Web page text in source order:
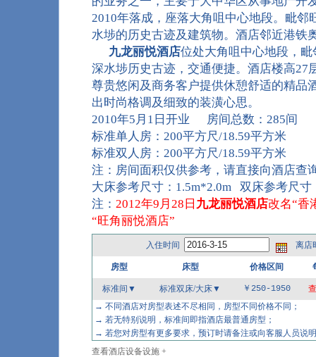
2010年落成，座落大角咀中心地段。毗邻
水埗的历史古迹及建筑物。酒店邻近港铁
九龙丽悦酒店位处大角咀中心地段，
深水埗历史古迹，交通便捷。酒店楼高27
尊贵悠闲及商务客户提供休憩舒适的精品
出时尚格调及细致的装潢心思。
2010年5月1日开业 房间总数：285间
标准单人房：200平方尺/18.59平方米
标准双人房：200平方尺/18.59平方米
注：房间面积仅供参考，请直接向酒店查
大床参考尺寸：1.5m*2.0m 双床参考尺寸
注： 2012年9月28日 九龙丽悦酒店改名“香
“旺角丽悦酒店”
入住时间 离店
房型 床型 价格区间
标准间▼ 标准双床/大床▼ ￥250-1950
→ 不同酒店对房型表述不尽相同，房型不同价格不同；
→ 若无特别说明，标准间即指酒店最普通房型；
→ 若您对房型有更多要求，预订时请备注或向客服人员
查看酒店设备设施 +